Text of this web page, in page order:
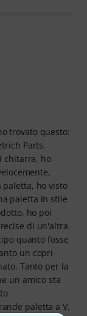
trovato questo:
Parts.
chitarra, ho
paletta, ho visto
paletta in stile
ho poi
di un'altra
quanto fosse
un copri-
Tanto per la
un amico sta
paletta a V,